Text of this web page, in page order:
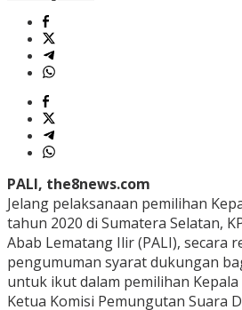
PALI, the8news.com
Jelang pelaksanaan pemilihan
tahun 2020 di Sumatera Selatan,
Abab Lematang Ilir (PALI), secara
pengumuman syarat dukungan
untuk ikut dalam pemilihan
Ketua Komisi Pemungutan Suara